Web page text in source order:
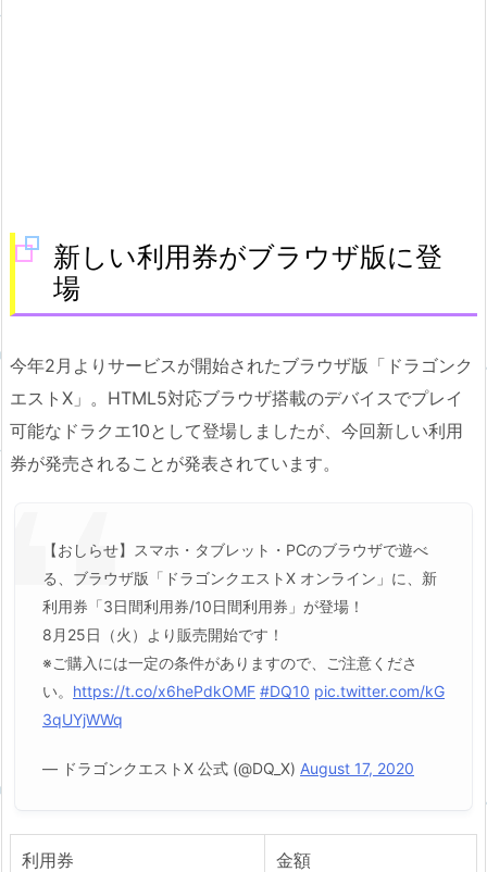
新しい利用券がブラウザ版に登
場
今年2月よりサービスが開始されたブラウザ版「ドラゴンク
エストX」。HTML5対応ブラウザ搭載のデバイスでプレイ
可能なドラクエ10として登場しましたが、今回新しい利用
券が発売されることが発表されています。
【おしらせ】スマホ・タブレット・PCのブラウザで遊べ
る、ブラウザ版「ドラゴンクエストX オンライン」に、新
利用券「3日間利用券/10日間利用券」が登場！
8月25日（火）より販売開始です！
※ご購入には一定の条件がありますので、ご注意くださ
い。 https://t.co/x6hePdkOMF #DQ10 pic.twitter.com/kG
3qUYjWWq
— ドラゴンクエストX 公式 (@DQ_X) August 17, 2020
利用券 金額